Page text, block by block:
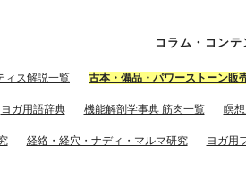
コラム・コンテ
ィス解説一覧 古本・備品・パワーストーン販
ヨガ用語辞典 機能解剖学事典 筋肉一覧 瞑
経絡・経穴・ナディ・マルマ研究 ヨガ用